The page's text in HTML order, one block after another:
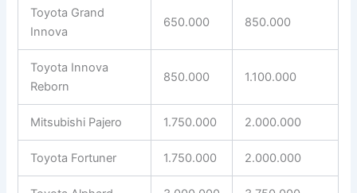
Toyota Grand
Innova
650.000 850.000
Toyota Innova
Reborn
850.000 1.100.000
Mitsubishi Pajero 1.750.000 2.000.000
Toyota Fortuner 1.750.000 2.000.000